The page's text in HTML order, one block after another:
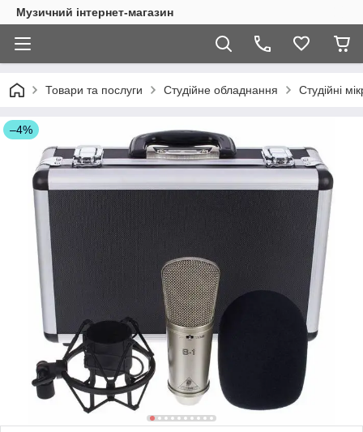
Музичний інтернет-магазин
Товари та послуги Студійне обладнання Студійні
–4%